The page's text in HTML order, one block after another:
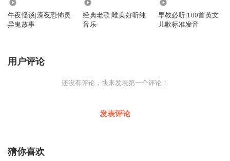
午夜怪谈|深夜恐怖灵
异鬼故事
经典老歌|唯美好听纯
音乐
早教必听|100首英文
儿歌标准发音
用户评论
还没有评论，快来发表第一个评论！
发表评论
猜你喜欢